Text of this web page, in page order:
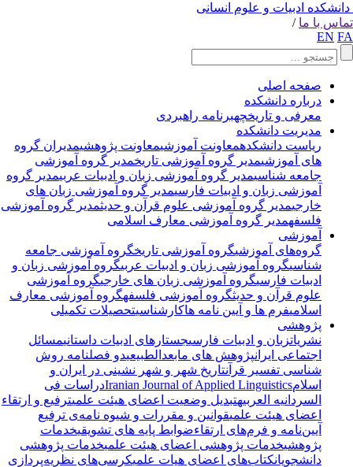
ادبیات و علوم انسانی
با ما /
EN
صفحه اصلی
درباره دانشکده
معرفی و تاریخچهبرنامه راهبردی
مدیریت دانشکده
ریاست دانشکدهمعاونت آموزشیمعاونت پژوهشیمدیران گروه
های آموزشیمدیر گروه آموزشی تاریخمدیر گروه آموزشی
جامعه شناسیمدیر گروه آموزشی زبان و ادبیات عربی مدیر گروه
آموزشی زبان و ادبیات فارسیمدیر گروه آموزشی زبان های
خارجیمدیر گروه آموزشی علوم قرآن و حدیثمدیر گروه آموزشی
فلسفهمدیر گروه آموزشی معارف اسلامی
آموزشی
گروه‌های آموزشیگروه آموزشی تاریخگروه آموزشی جامعه
شناسیگروه آموزشی زبان و ادبیات عربی گروه آموزشی زبان و
ادبیات فارسیگروه آموزشی زبان های خارجیگروه آموزشی
علوم قرآن و حدیثگروه آموزشی فلسفهگروه آموزشی معارف
اسلامیفرم ها و آیین نامه هاکارشناسیتحصیلات تکمیلی
پژوهشی
نشریاتزبان و ادبیات فارسیجستارهای ادبیات داستانیمسائل
اجتماعی ایران پژوهش های مابعدالطبیعیدو فصلنامه روش
شناسی تفسیر قرآن تاریخ شهر و شهر نشینی در ایران و
اسلامIranian Journal of Applied Linguisticsدراسات فی
السردانیه العربیهتبدیل وضعیت اعضای هیئت علمیترفیع و ارتقاء
اعضای هیئت علمیقوانین و مقررات و شیوه نامه‌ی ترفیع
آیین‌نامه و فرم‌های ارتقاءضوابط پایه های تشویقیخدمات
پژوهشیخدمات پژوهشی اعضای هیئت علمیخدمات پژوهشی
دانشجویانکتاب‌های اعضای هیات علمیکرسی‌های نظریه‌پردازی